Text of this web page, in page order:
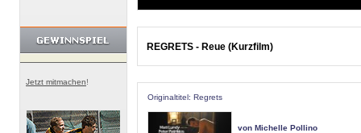
Jetzt mitmachen!
REGRETS - Reue (Kurzfilm)
Originaltitel: Regrets
von Michelle Pollino